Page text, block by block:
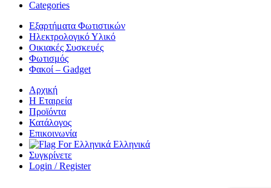
Categories
Εξαρτήματα Φωτιστικών
Ηλεκτρολογικό Υλικό
Οικιακές Συσκευές
Φωτισμός
Φακοί – Gadget
Αρχική
Η Εταιρεία
Προϊόντα
Κατάλογος
Επικοινωνία
Ελληνικά
Συγκρίνετε
Login / Register